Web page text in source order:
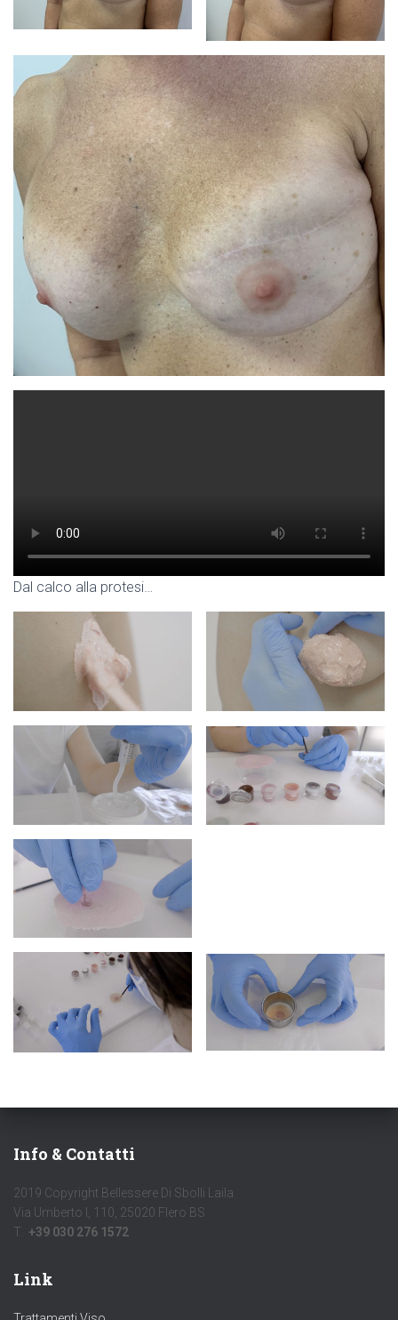
Dal calco alla protesi…
Info & Contatti
2019 Copyright Bellessere Di Sbolli Laila
Via Umberto I, 110, 25020 Flero BS
T. +39 030 276 1572
Link